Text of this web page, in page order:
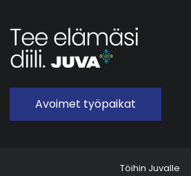
Avoimet työpaikat
Töihin Juvalle